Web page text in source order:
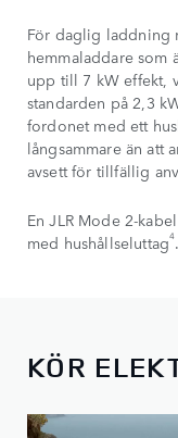
För daglig laddning
hemmaladdare som
upp till 7 kW effekt,
standarden på 2,3
fordonet med ett
långsammare än att
avsett för tillfällig
En JLR Mode 2-
med hushållseluttag4.
KÖR